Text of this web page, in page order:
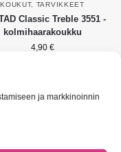
ja markkinoinnin
KOUKUT, TARVIKKEET
Classic Treble 3551 -
kolmihaarakoukku
4,90 €